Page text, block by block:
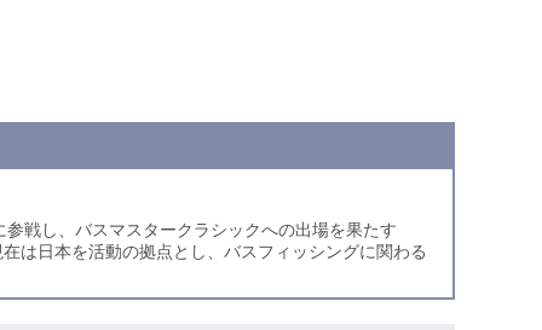
戦し、バスマスタークラシックへの出場を果たす
は日本を活動の拠点とし、バスフィッシングに関わる